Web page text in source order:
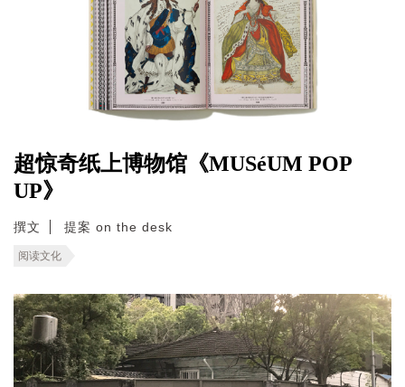
超惊奇纸上博物馆《MUSéUM POP
UP》
撰文 提案 on the desk
阅读文化